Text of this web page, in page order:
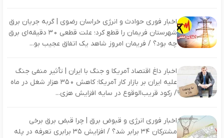
اخبار فوری حوادث و انرژی خراسان رضوی | گربه جریان برق
شهرستان فریمان را قطع کرد؛ علت قطعی ۳۰ دقیقه‌ای برق
چه بود؟ / فریمان امروز شاهد یک اتفاق عجیب بو...
اخبار داغ اقتصاد آمریکا و جنگ با ایران | تأثیر منفی جنگ
علیه ایران بر بازار کار آمریکا؛ کاهش ۳۵۰ هزار شغل در ماه
/ رکود قریب‌الوقوع در سایه افزایش هزی...
اخبار فوری انرژی و قبوض برق | چرا قبض برق برخی
مشترکان ۳۴ برابر شد؟ / افزایش ۳۵ برابری تعرفه در پله